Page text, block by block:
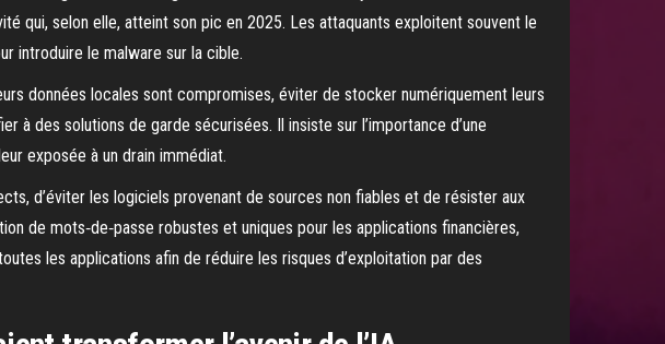
qui, selon elle, atteint son pic en 2025. Les attaquants exploitent souvent le
introduire le malware sur la cible.
données locales sont compromises, éviter de stocker numériquement leurs
à des solutions de garde sécurisées. Il insiste sur l’importance d’une
exposée à un drain immédiat.
d’éviter les logiciels provenant de sources non fiables et de résister aux
de mots‑de‑passe robustes et uniques pour les applications financières,
les applications afin de réduire les risques d’exploitation par des